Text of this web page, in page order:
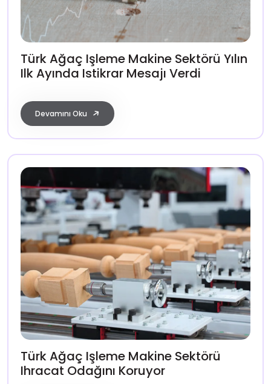
Türk Ağaç Işleme Makine Sektörü Yılın
Ilk Ayında Istikrar Mesajı Verdi
Devamını Oku
Türk Ağaç Işleme Makine Sektörü
Ihracat Odağını Koruyor